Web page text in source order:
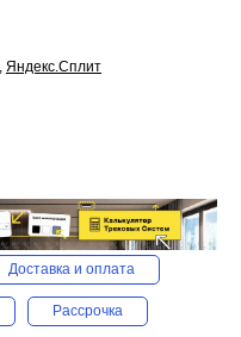
, Яндекс.Сплит
Доставка и оплата
Рассрочка